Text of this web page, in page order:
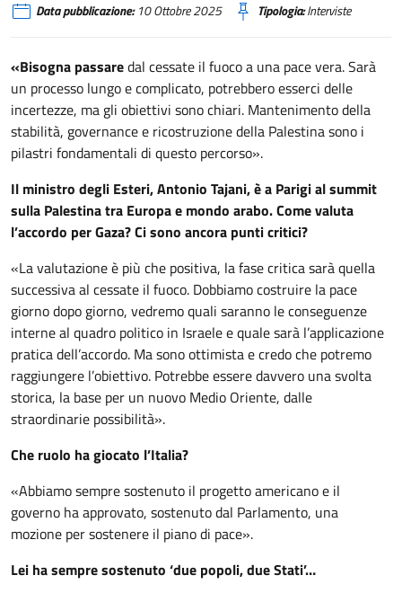
Data pubblicazione:10 Ottobre 2025 Tipologia:Interviste
«Bisogna passaredal cessate il fuoco a una pace vera. Sarà
un processo lungo e complicato, potrebbero esserci delle
incertezze, ma gli obiettivi sono chiari. Mantenimento della
stabilità, governance e ricostruzione della Palestina sono i
pilastri fondamentali di questo percorso».
Il ministro degli Esteri, Antonio Tajani, è a Parigi al summit
sulla Palestina tra Europa e mondo arabo. Come valuta
l’accordo per Gaza? Ci sono ancora punti critici?
«La valutazione è più che positiva, la fase critica sarà quella
successiva al cessate il fuoco. Dobbiamo costruire la pace
giorno dopo giorno, vedremo quali saranno le conseguenze
interne al quadro politico in Israele e quale sarà l’applicazione
pratica dell’accordo. Ma sono ottimista e credo che potremo
raggiungere l’obiettivo. Potrebbe essere davvero una svolta
storica, la base per un nuovo Medio Oriente, dalle
straordinarie possibilità».
Che ruolo ha giocato l’Italia?
«Abbiamo sempre sostenuto il progetto americano e il
governo ha approvato, sostenuto dal Parlamento, una
mozione per sostenere il piano di pace».
Lei ha sempre sostenuto ‘due popoli, due Stati’…